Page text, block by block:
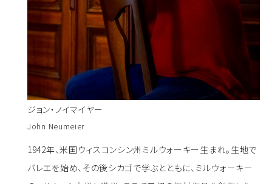
ジョン・ノイマイヤー
John Neumeier
1942年、米国ウィスコンシン州ミルウォーキー生まれ。生地で
バレエを始め、その後シカゴで学ぶとともに、ミルウォーキー